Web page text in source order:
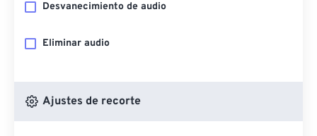
Desvanecimiento de audio
Eliminar audio
Ajustes de recorte